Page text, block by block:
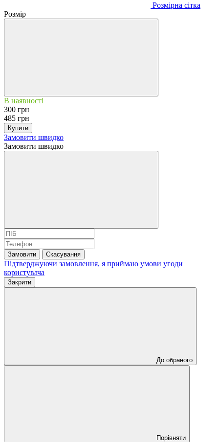
Розмірна сітка
Розмір
В наявності
300 грн
485 грн
Купити
Замовити швидко
Замовити швидко
Замовити Скасування
Підтверджуючи замовлення, я приймаю умови угоди
користувача
Закрити
До обраного
Порівняти